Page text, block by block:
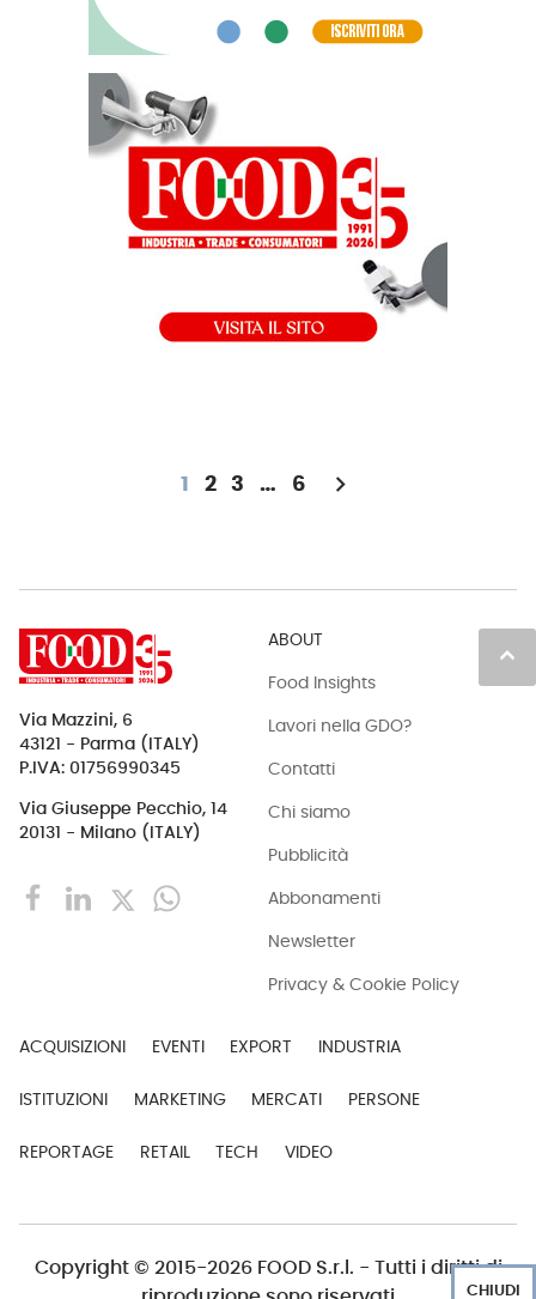
1 2 3 … 6 chevron_right
keyboard_arrow_up
Via Mazzini, 6
43121 - Parma (ITALY)
P.IVA: 01756990345
Via Giuseppe Pecchio, 14
20131 - Milano (ITALY)
ABOUT
Food Insights
Lavori nella GDO?
Contatti
Chi siamo
Pubblicità
Abbonamenti
Newsletter
Privacy & Cookie Policy
ACQUISIZIONI EVENTI EXPORT INDUSTRIA
ISTITUZIONI MARKETING MERCATI PERSONE
REPORTAGE RETAIL TECH VIDEO
Copyright © 2015-2026 FOOD S.r.l. - Tutti i diritti di
CHIUDI